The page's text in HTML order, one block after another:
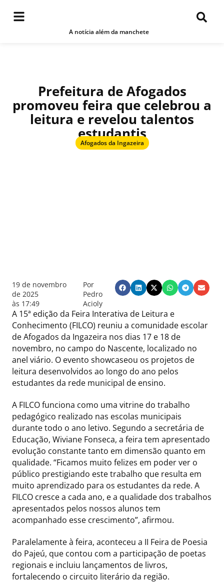
A notícia além da manchete
Prefeitura de Afogados
promoveu feira que celebrou a
leitura e revelou talentos
estudantis
Afogados da Ingazeira
19 de novembro
de 2025
às 17:49
Por
Pedro
Acioly
A 15ª edição da Feira Interativa de Leitura e
Conhecimento (FILCO) reuniu a comunidade escolar
de Afogados da Ingazeira nos dias 17 e 18 de
novembro, no campo do Nascente, localizado no
anel viário. O evento showcaseou os projetos de
leitura desenvolvidos ao longo do ano pelos
estudantes da rede municipal de ensino.
A FILCO funciona como uma vitrine do trabalho
pedagógico realizado nas escolas municipais
durante todo o ano letivo. Segundo a secretária de
Educação, Wiviane Fonseca, a feira tem apresentado
evolução constante tanto em dimensão quanto em
qualidade. “Ficamos muito felizes em poder ver o
público prestigiando este trabalho que resulta em
muito aprendizado para os estudantes da rede. A
FILCO cresce a cada ano, e a qualidade dos trabalhos
apresentados pelos nossos alunos tem
acompanhado esse crescimento”, afirmou.
Paralelamente à feira, aconteceu a II Feira de Poesia
do Pajeú, que contou com a participação de poetas
regionais e incluiu lançamentos de livros,
fortalecendo o circuito literário da região.